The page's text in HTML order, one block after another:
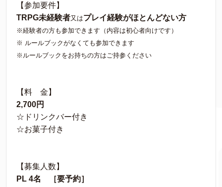
【参加要件】
TRPG未経験者又はプレイ経験がほとんどない方
※経験者の方も参加できます（内容は初心者向けです）
※ ルールブックがなくても参加できます
※ルールブックをお持ちの方はご持参ください
【料 金】
2,700円
☆ドリンクバー付き
☆お菓子付き
【募集人数】
PL 4名
［要予約］